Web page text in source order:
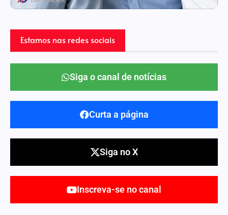
Estamos nas redes sociais
Siga o canal de notícias
Curta a página
Siga no X
Inscreva-se no canal